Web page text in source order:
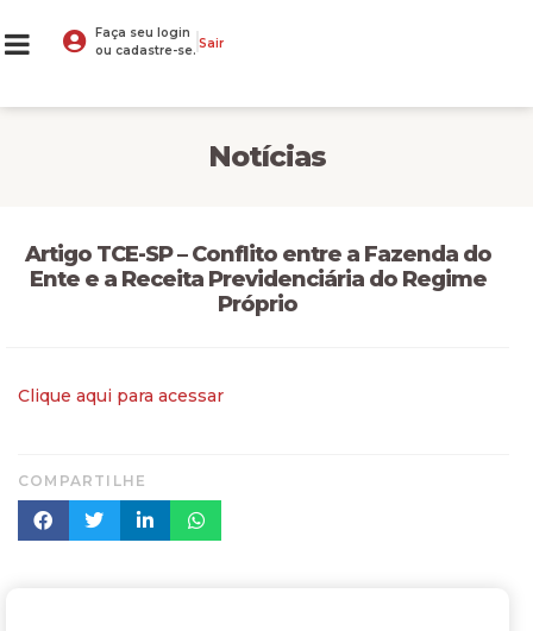
Faça seu login
ou cadastre-se. Sair
Notícias
Artigo TCE-SP – Conflito entre a Fazenda do
Ente e a Receita Previdenciária do Regime
Próprio
Clique aqui para acessar
COMPARTILHE